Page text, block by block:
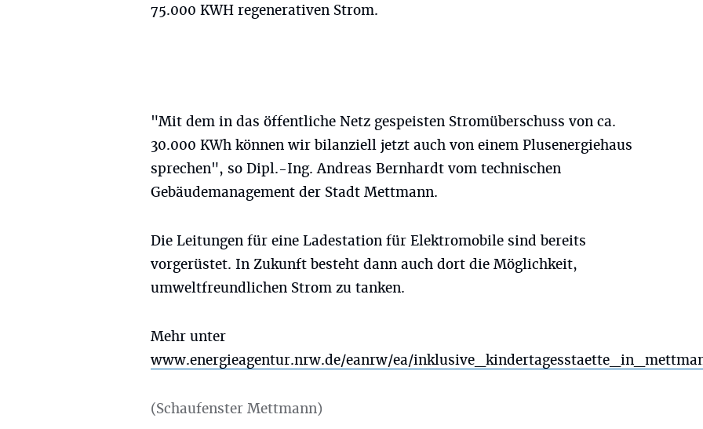
75.000 KWH regenerativen Strom.
"Mit dem in das öffentliche Netz gespeisten Stromüberschuss von ca.
30.000 KWh können wir bilanziell jetzt auch von einem Plusenergiehaus
sprechen", so Dipl.-Ing. Andreas Bernhardt vom technischen
Gebäudemanagement der Stadt Mettmann.
Die Leitungen für eine Ladestation für Elektromobile sind bereits
vorgerüstet. In Zukunft besteht dann auch dort die Möglichkeit,
umweltfreundlichen Strom zu tanken.
Mehr unter
www.energieagentur.nrw.de/eanrw/ea/
(Schaufenster Mettmann)